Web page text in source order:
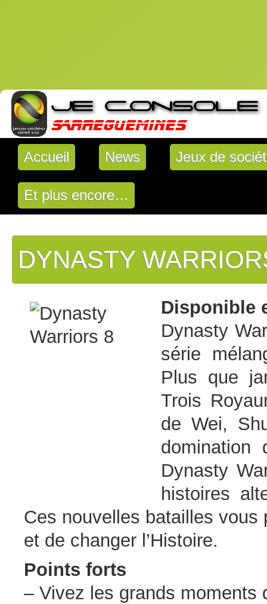
Accueil News Jeux de
Et plus encore…
DYNASTY
Disponible
Dynasty
série
Plus que
Trois
de Wei,
Dynasty
histoires
Ces nouvelles batailles
et de changer l’Histoire.
Points forts
– Vivez les grands moments